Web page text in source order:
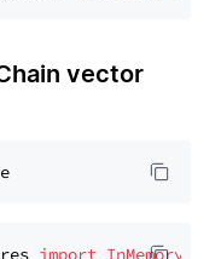
vector
import